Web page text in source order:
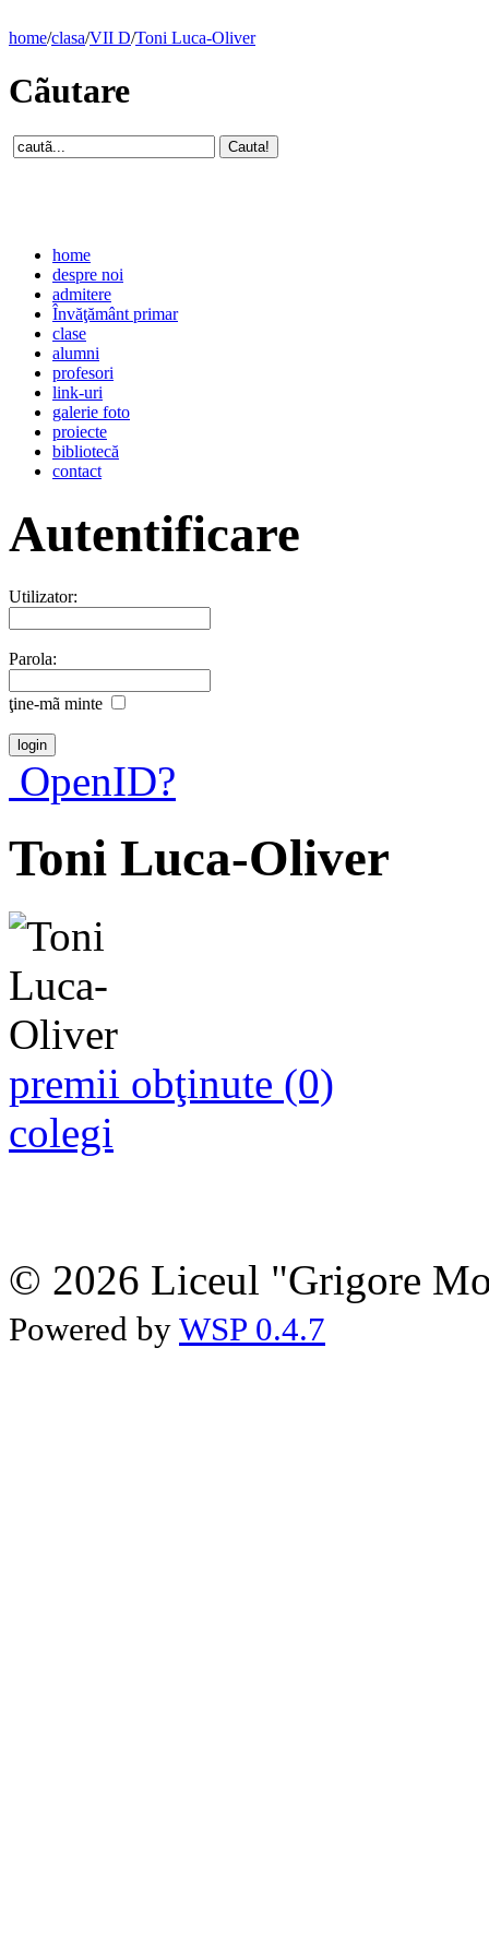
home/clasa/VII D/Toni Luca-Oliver
Cãutare
home
despre noi
admitere
Învăţământ primar
clase
alumni
profesori
link-uri
galerie foto
proiecte
bibliotecă
contact
Autentificare
Utilizator:
Parola:
ţine-mã minte
OpenID?
Toni Luca-Oliver
premii obţinute (0)
colegi
© 2026 Liceul "Grigore
Powered by WSP 0.4.7